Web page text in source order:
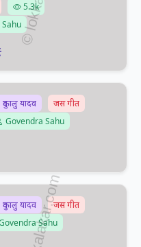
5.3k
दुकालु यादव
जस गीत
Govendra Sahu
दुकालु यादव
जस गीत
Sahu